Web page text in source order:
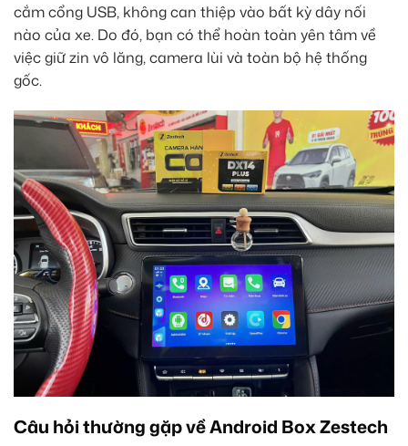
cắm cổng USB, không can thiệp vào bất kỳ dây nối
nào của xe. Do đó, bạn có thể hoàn toàn yên tâm về
việc giữ zin vô lăng, camera lùi và toàn bộ hệ thống
gốc.
Câu hỏi thường gặp về Android Box Zestech